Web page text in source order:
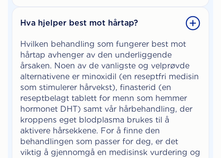
Hva hjelper best mot hårtap?
Hvilken behandling som fungerer best mot
hårtap avhenger av den underliggende
årsaken. Noen av de vanligste og velprøvde
alternativene er minoxidil (en reseptfri medisin
som stimulerer hårvekst), finasterid (en
reseptbelagt tablett for menn som hemmer
hormonet DHT) samt vår hårbehandling, der
kroppens eget blodplasma brukes til å
aktivere hårsekkene. For å finne den
behandlingen som passer for deg, er det
viktig å gjennomgå en medisinsk vurdering og